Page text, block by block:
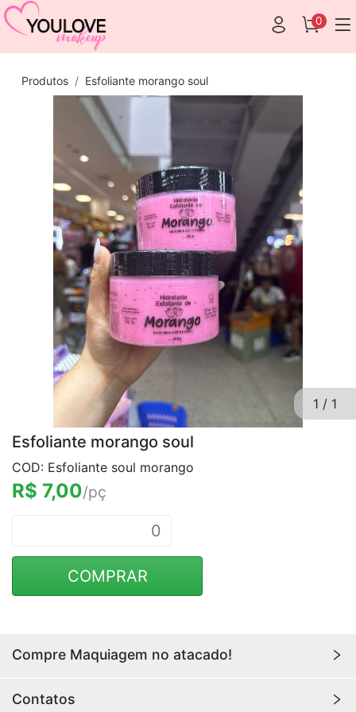
0
Produtos Esfoliante morango soul
1 / 1
Esfoliante morango soul
COD: Esfoliante soul morango
R$ 7,00/pç
COMPRAR
Compre Maquiagem no atacado!
com os melhores preços. Acesse a loja da
Contatos